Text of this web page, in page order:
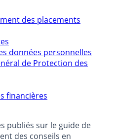
d’utilisation
des placements
données personnelles
de Protection des